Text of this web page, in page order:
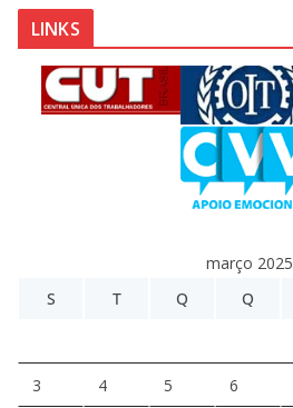
LINKS
março 2025
S
T Q Q
3 4 5 6